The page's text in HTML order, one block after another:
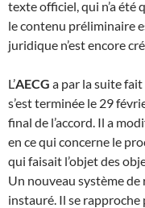
texte officiel, qui n’a été
le contenu préliminaire
juridique n’est encore
L’AECG a par la suite
s’est terminée le 29
final de l’accord. Il a
en ce qui concerne le
qui faisait l’objet des
Un nouveau système
instauré. Il se rapproche